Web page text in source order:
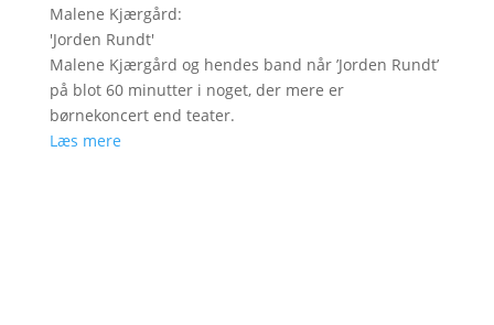
Malene Kjærgård:
'Jorden Rundt'
Malene Kjærgård og hendes band når ’Jorden Rundt’
på blot 60 minutter i noget, der mere er
børnekoncert end teater.
Læs mere